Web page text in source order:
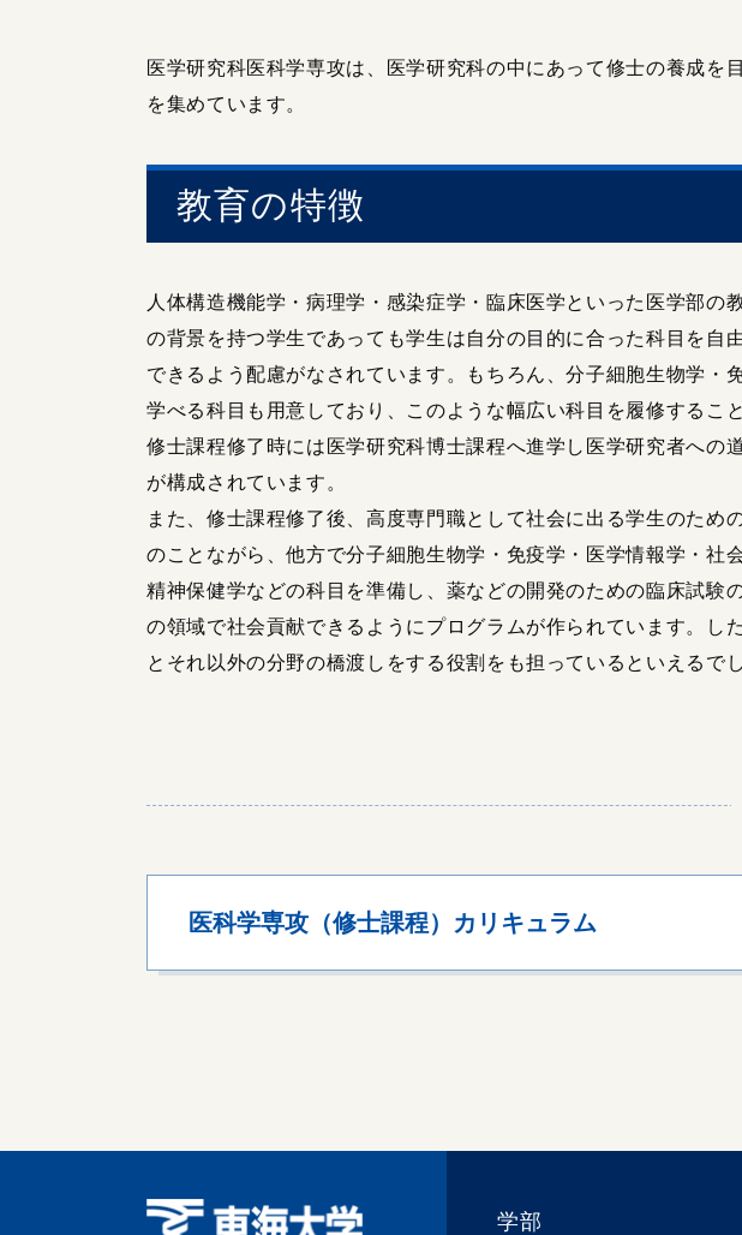
医学研究科医科学専攻は、医学研究科の中にあって修士の養成
を集めています。
教育の特徴
人体構造機能学・病理学・感染症学・臨床医学といった医学部の
の背景を持つ学生であっても学生は自分の目的に合った科目を自
できるよう配慮がなされています。もちろん、分子細胞生物学・
学べる科目も用意しており、このような幅広い科目を履修するこ
修士課程修了時には医学研究科博士課程へ進学し医学研究者への
が構成されています。
また、修士課程修了後、高度専門職として社会に出る学生のため
のことながら、他方で分子細胞生物学・免疫学・医学情報学・社
精神保健学などの科目を準備し、薬などの開発のための臨床試験
の領域で社会貢献できるようにプログラムが作られています。し
とそれ以外の分野の橋渡しをする役割をも担っているといえるでし
医科学専攻（修士課程）カリキュラム
学部